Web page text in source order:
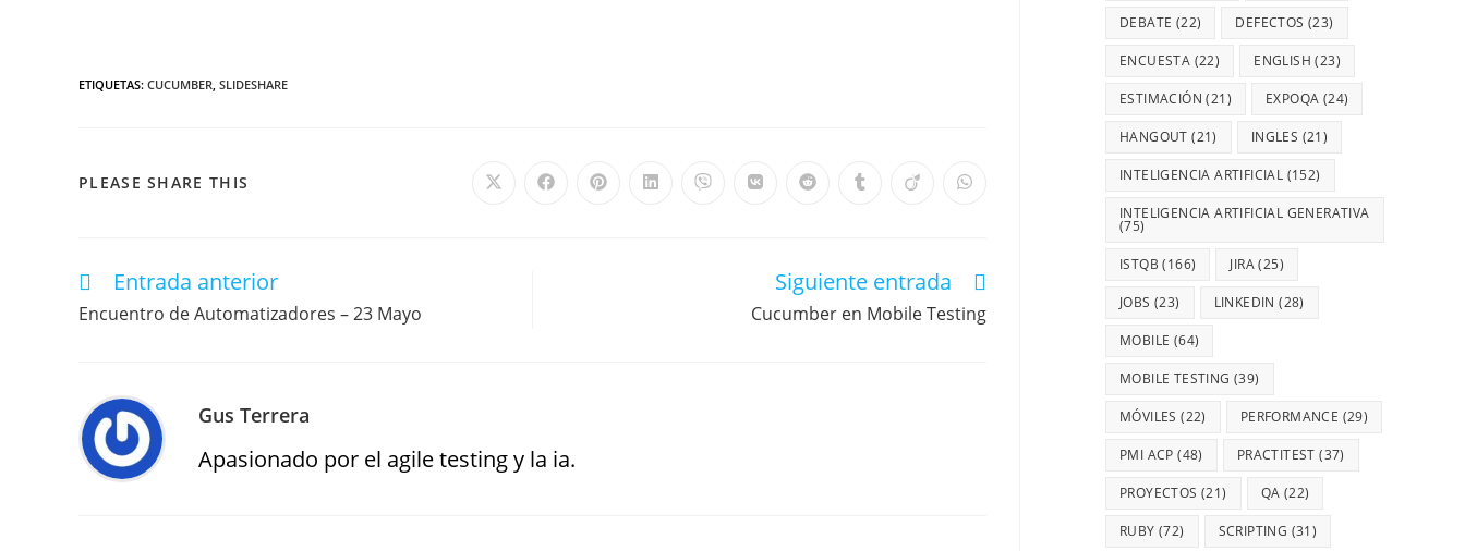
ETIQUETAS: CUCUMBER, SLIDESHARE
PLEASE SHARE THIS
Entrada anterior
Encuentro de Automatizadores – 23 Mayo
Siguiente entrada
Cucumber en Mobile Testing
Gus Terrera
Apasionado por el agile testing y la ia.
DEBATE (22) DEFECTOS (23)
ENCUESTA (22) ENGLISH (23)
ESTIMACIÓN (21) EXPOQA (24)
HANGOUT (21) INGLES (21)
INTELIGENCIA ARTIFICIAL (152)
INTELIGENCIA ARTIFICIAL GENERATIVA
(75)
ISTQB (166) JIRA(25)
JOBS (23) LINKEDIN (28)
MOBILE (64)
MOBILE TESTING (39)
MÓVILES (22) PERFORMANCE (29)
PMI ACP (48) PRACTITEST (37)
PROYECTOS (21) QA (22)
RUBY (72) SCRIPTING (31)